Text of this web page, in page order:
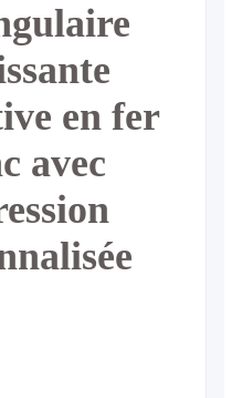
en fer
avec